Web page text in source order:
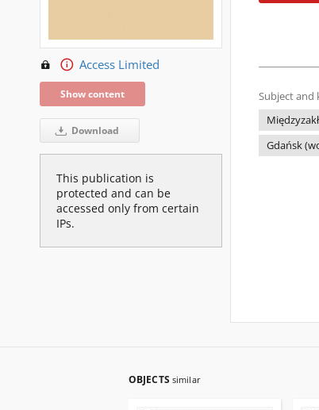
Access Limited
Show content
Download
This publication is
protected and can be
accessed only from certain
IPs.
Subject and
Gdańsk
OBJECTS similar